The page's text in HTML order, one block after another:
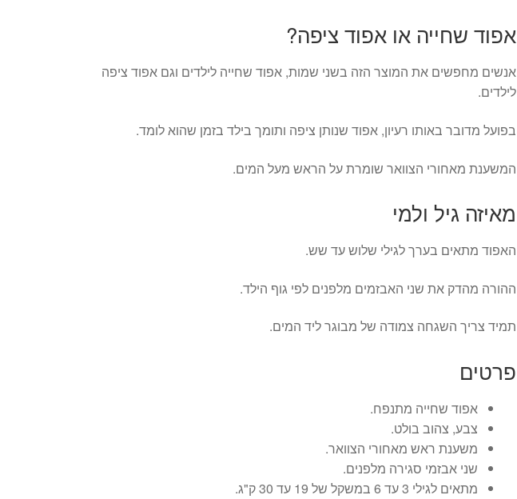
אפוד שחייה או אפוד ציפה?
אנשים מחפשים את המוצר הזה בשני שמות, אפוד שחייה לילדים וגם אפוד ציפה
לילדים.
בפועל מדובר באותו רעיון, אפוד שנותן ציפה ותומך בילד בזמן שהוא לומד.
המשענת מאחורי הצוואר שומרת על הראש מעל המים.
מאיזה גיל ולמי
האפוד מתאים בערך לגילי שלוש עד שש.
ההורה מהדק את שני האבזמים מלפנים לפי גוף הילד.
תמיד צריך השגחה צמודה של מבוגר ליד המים.
פרטים
אפוד שחייה מתנפח.
צבע, צהוב בולט.
משענת ראש מאחורי הצוואר.
שני אבזמי סגירה מלפנים.
מתאים לגילי 3 עד 6 במשקל של 19 עד 30 ק"ג.